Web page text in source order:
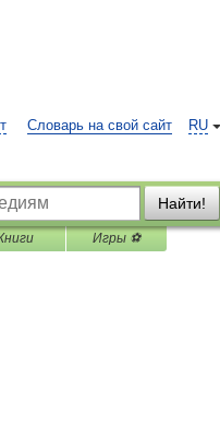
RU
Словарь на свой сайт
Найти!
Игры ⚽